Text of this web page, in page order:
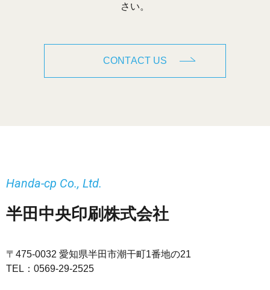
さい。
CONTACT US
半田中央印刷株式会社
Handa-cp Co., Ltd.
〒475-0032 愛知県半田市潮干町1番地の21
TEL： 0569-29-2525